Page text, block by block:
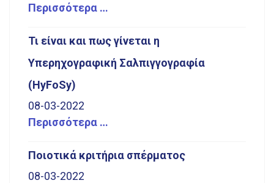
Περισσότερα …
Τι είναι και πως γίνεται η
Υπερηχογραφική Σαλπιγγογραφία
(HyFoSy)
08-03-2022
Περισσότερα …
Ποιοτικά κριτήρια σπέρματος
08-03-2022